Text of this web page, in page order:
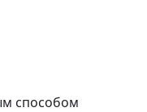
способом